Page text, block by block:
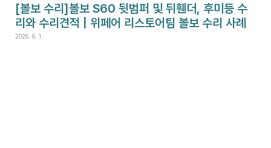
[볼보 수리]볼보 S60 뒷범퍼 및 뒤휀더, 후미등 수
리와 수리견적 | 위페어 리스토어팀 볼보 수리 사례
2026. 6. 1.